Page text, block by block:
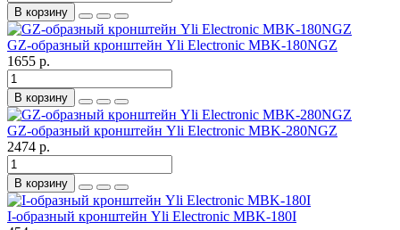
В корзину
GZ-образный кронштейн Yli Electronic MBK-180NGZ
1655 р.
В корзину
GZ-образный кронштейн Yli Electronic MBK-280NGZ
2474 р.
В корзину
I-oбразный кронштейн Yli Electronic MBK-180I